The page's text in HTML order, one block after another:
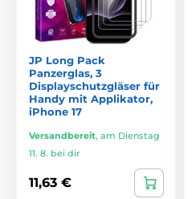
JP Long Pack
Panzerglas, 3
Displayschutzgläser für
Handy mit Applikator,
iPhone 17
Versandbereit, am Dienstag
11. 8. bei dir
11,63 €